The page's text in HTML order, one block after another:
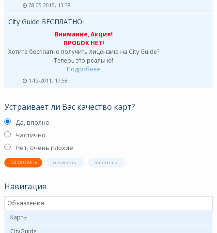
28-05-2015, 13:38
City Guide БЕСПЛАТНО!
Внимание, Акция!
ПРОБОК НЕТ!
Хотите бесплатно получить лицензию на City Guide?
Теперь это реально!
Подробнее
1-12-2011, 17:58
Устраивает ли Вас качество карт?
Да, вполне
Частично
Нет, очень плохие
ГОЛОСОВАТЬ РЕЗУЛЬТАТЫ ВСЕ ОПРОСЫ
Навигация
Объявления
Карты